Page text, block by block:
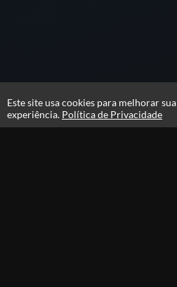
Este site usa cookies para melhorar sua
experiência. Política de Privacidade